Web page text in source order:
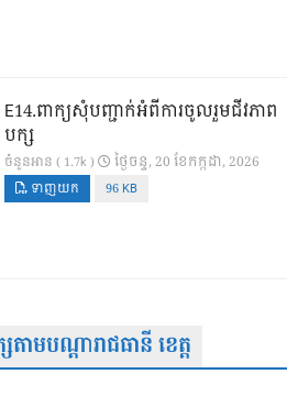
E14.ពាក្យសុំបញ្ជាក់អំពីការចូលរួមជីវភាព
បក្ស
ចំនួនអាន ( 1.7k ) ថ្ងៃ​ចន្ទ, 20 ខែ​កក្កដា, 2026
ទាញយក 96 KB
មបណ្តារាជធានី ខេត្ត